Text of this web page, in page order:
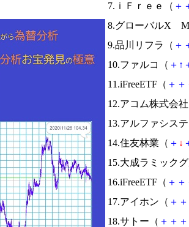
7.ｉＦｒｅｅ（ ＋
8.グローバルX
9.品川リフラ（ ＋
10.ファルコ（ ＋ ↑
11.iFreeETF（ ＋ ＋
12.アコム株式会
13.アルファシス
14.住友林業（ ＋ ↓
15.大成ラミック
16.iFreeETF（ ＋ ＋
17.アイホン（ ＋ ＋
18.サトー（ ＋ ＋ ＋